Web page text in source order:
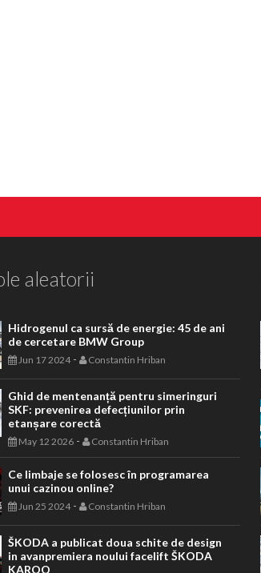
aleatorii
Hidrogenul ca sursă de energie: 45 de ani
de cercetare BMW Group
Jun 17 2024- Constantin Hriban
Ghid de mentenanță pentru simeringuri
SKF: prevenirea defecțiunilor prin
etanșare corectă
May 12 2026 - Constantin Hriban
Ce limbaje se folosesc în programarea
unui cazinou online?
Jun 25 2024- Constantin Hriban
ŠKODA a publicat doua schite de design
in avanpremiera noului facelift ŠKODA
KAROQ